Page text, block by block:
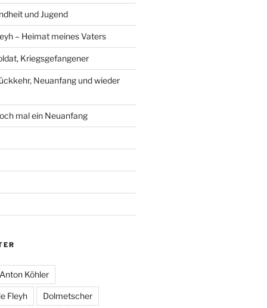
und Jugend
– Heimat meines Vaters
Kriegsgefangener
Neuanfang und wieder
mal ein Neuanfang
Köhler
Fleyh Dolmetscher